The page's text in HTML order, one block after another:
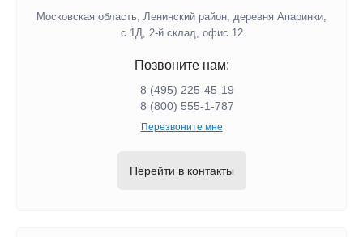
Московская область, Ленинский район, деревня Апаринки,
с.1Д, 2-й склад, офис 12
Позвоните нам:
8 (495) 225-45-19
8 (800) 555-1-787
Перезвоните мне
Перейти в контакты